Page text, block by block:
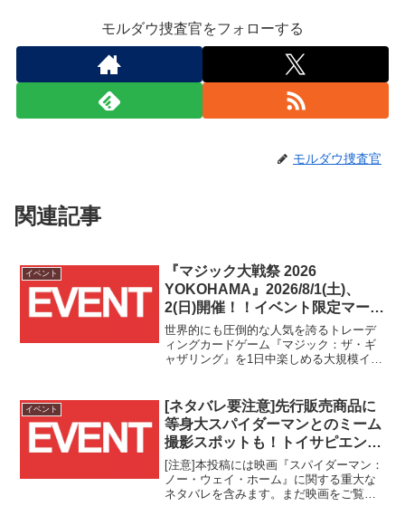
モルダウ捜査官をフォローする
モルダウ捜査官
関連記事
イベント
『マジック大戦祭 2026
YOKOHAMA』2026/8/1(土)、
2(日)開催！！イベント限定マーベ
ルサプライ品付き参加パッケージ
は7/1(水)販売開始！！
世界的にも圧倒的な人気を誇るトレーデ
ィングカードゲーム『マジック：ザ・ギ
ャザリング』を1日中楽しめる大規模イベ
2026/8/1(土)、2(日)の2日間開催されま
す！！本イ...
イベント
[ネタバレ要注意]先行販売商品に
等身大スパイダーマンとのミーム
撮影スポットも！トイサピエンス
東京にて2023/6/3(土)より『スパ
イダーマン／スイング・イント
ゥ・ザ・マルチバース！』開
[注意]本投稿には映画『スパイダーマン：
ノー・ウェイ・ホーム』に関する重大な
ネタバレを含みます。まだ映画をご覧に